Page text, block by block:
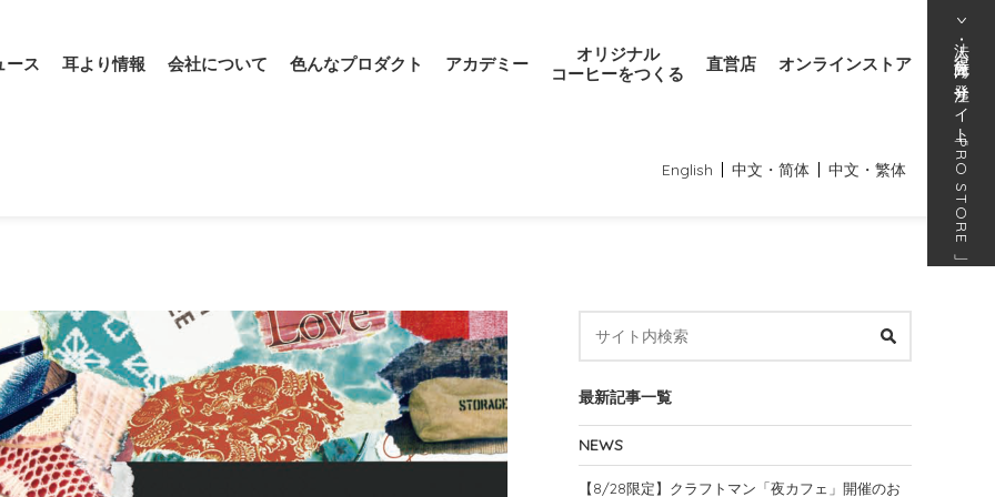
ース 耳より情報 会社について 色んなプロダクト アカデミー
オリジナル
コーヒーをつくる
直営店 オンラインストア
English 中文・简体 中文・繁体
法人･得意先向け発注サイト
PRO STORE
最新記事一覧
NEWS
【8/28限定】クラフトマン「夜カフェ」開催のお